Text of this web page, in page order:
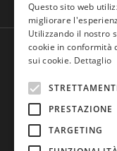
Questo sito web
migliorare
Utilizzando il nostro
cookie in conformità
sui cookie. Dettaglio
PRESTAZIONE
TARGETING